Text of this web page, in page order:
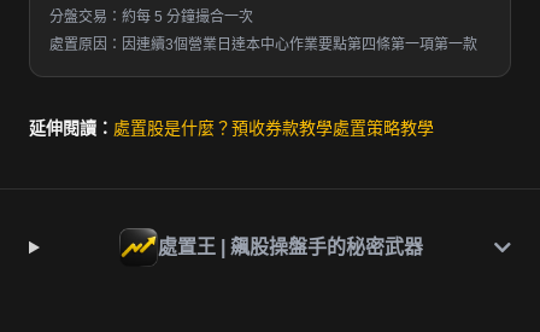
分盤交易：約每 5 分鐘撮合一次
處置原因：因連續3個營業日達本中心作業要點第四條第一項第一款
延伸閱讀： 處置股是什麼？預收券款教學處置策略教學
處置王 | 飆股操盤手的秘密武器